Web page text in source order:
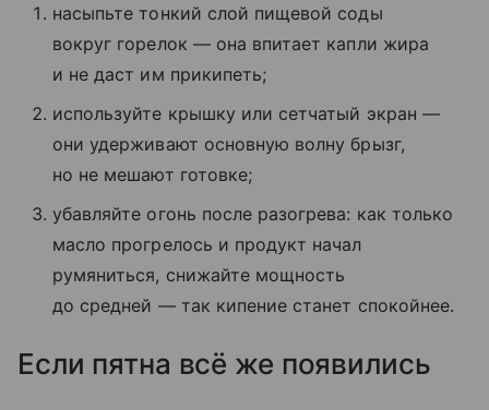
насыпьте тонкий слой пищевой соды
вокруг горелок — она впитает капли жира
и не даст им прикипеть;
используйте крышку или сетчатый экран —
они удерживают основную волну брызг,
но не мешают готовке;
убавляйте огонь после разогрева: как только
масло прогрелось и продукт начал
румяниться, снижайте мощность
до средней — так кипение станет спокойнее.
Если пятна всё же появились